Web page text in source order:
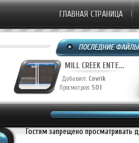
ГЛАВНАЯ СТРАНИЦА
MILL CREEK ENTE...
Добавил: Covrik
Просмотров: 501
Гостям запрещено просматривать